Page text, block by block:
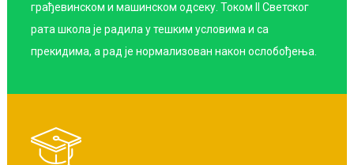
грађевинском и машинском одсеку. Током II Светског
рата школа је радила у тешким условима и са
прекидима, а рад је нормализован након ослобођења.